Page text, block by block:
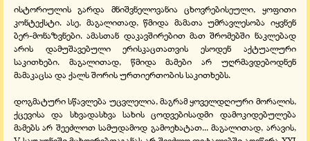
ისტორიულის გარდა მნიშვნელოვანია ცხოვრებისეული, ყოფითი
კონტექსტი. ასე, მაგალითად, წმიდა მამათა უმრავლესობა იყვნენ
ბერ-მონაზვნები. ამასთან დაკავშირებით მათ შრომებში ნაკლებად
არის დამუშავებული ერისკაცთათვის ესოდენ აქტუალური
საკითხები. მაგალითად, წმიდა მამები არ უღრმავდებოდნენ
მამაკაცსა და ქალს შორის ურთიერთობის საკითხებს.
დოგმატური სწავლება უცვლელია, მაგრამ ყოველდღიური მორალის,
ქცევისა და სხვადასხვა სახის ცოდვებისადმი დამოკიდებულება
მამებს არ შეეძლოთ სამუდამოდ გამოეხატათ... მაგალითად, არავის,